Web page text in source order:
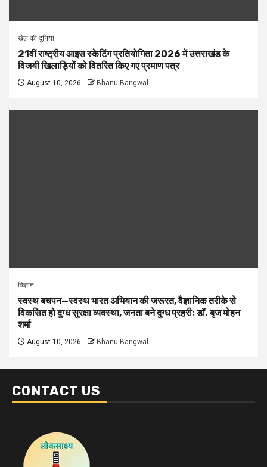
खेल की दुनिया
21वीं राष्ट्रीय आइस स्केटिंग प्रतियोगिता 2026 में उत्तराखंड के
विजयी खिलाड़ियों को वितरित किए गए प्रमाण पत्र
August 10, 2026 Bhanu Bangwal
विज्ञान
स्वस्थ बचपन—स्वस्थ भारत अभियान की जरूरत, वैज्ञानिक तरीके से
विकसित हो दुग्ध सुरक्षा व्यवस्था, जनता बने दुग्ध प्रहरीः डॉ. बृज मोहन
शर्मा
August 10, 2026 Bhanu Bangwal
CONTACT US